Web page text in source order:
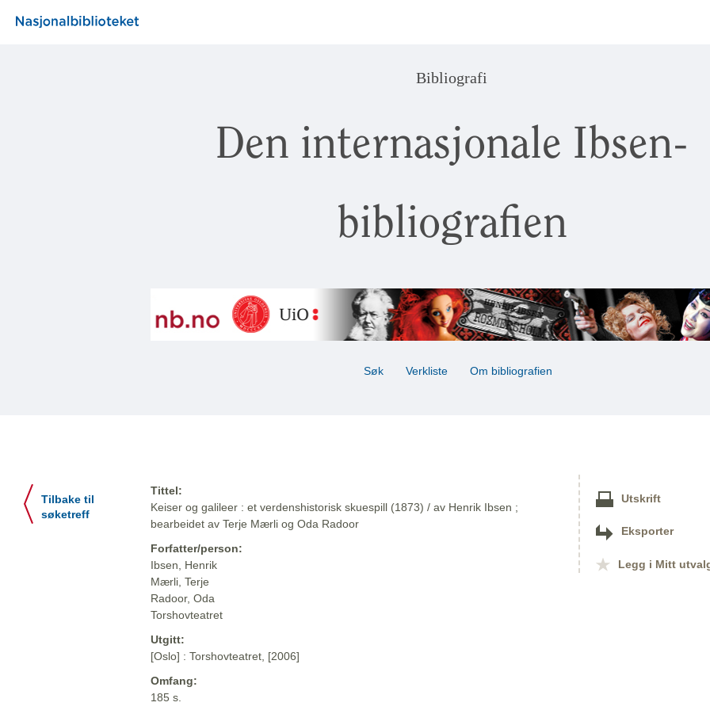
Bibliografi
Den internasjonale Ibsen-
bibliografien
Søk Verkliste Om bibliografien
Tilbake til
søketreff
Tittel:
Keiser og galileer : et verdenshistorisk skuespill (1873) / av Henrik Ibsen ;
bearbeidet av Terje Mærli og Oda Radoor
Forfatter/person:
Ibsen, Henrik
Mærli, Terje
Radoor, Oda
Torshovteatret
Utgitt:
[Oslo] : Torshovteatret, [2006]
Omfang:
185 s.
Utskrift
Eksporter
Legg i Mitt